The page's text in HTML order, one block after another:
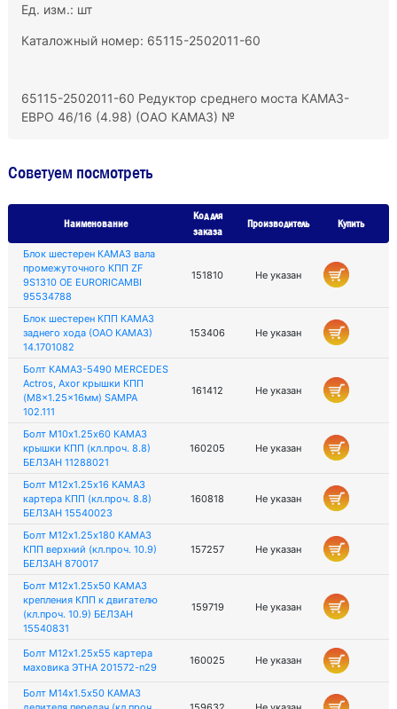
Ед. изм.: шт
Каталожный номер: 65115-2502011-60
65115-2502011-60 Редуктор среднего моста КАМАЗ-
ЕВРО 46/16 (4.98) (ОАО КАМАЗ) №
Советуем посмотреть
Наименование
Код для
заказа
Производитель Купить
Блок шестерен КАМАЗ вала
промежуточного КПП ZF
9S1310 OE EURORICAMBI
95534788
151810 Не указан
Блок шестерен КПП КАМАЗ
заднего хода (ОАО КАМАЗ)
14.1701082
153406 Не указан
Болт КАМАЗ-5490 MERCEDES
Actros, Axor крышки КПП
(M8x1.25x16мм) SAMPA
102.111
161412 Не указан
Болт М10х1.25х60 КАМАЗ
крышки КПП (кл.проч. 8.8)
БЕЛЗАН 11288021
160205 Не указан
Болт М12х1.25х16 КАМАЗ
картера КПП (кл.проч. 8.8)
БЕЛЗАН 15540023
160818 Не указан
Болт М12х1.25х180 КАМАЗ
КПП верхний (кл.проч. 10.9)
БЕЛЗАН 870017
157257 Не указан
Болт М12х1.25х50 КАМАЗ
крепления КПП к двигателю
(кл.проч. 10.9) БЕЛЗАН
15540831
159719 Не указан
Болт М12х1.25х55 картера
маховика ЭТНА 201572-п29
160025 Не указан
Болт М14х1.5х50 КАМАЗ